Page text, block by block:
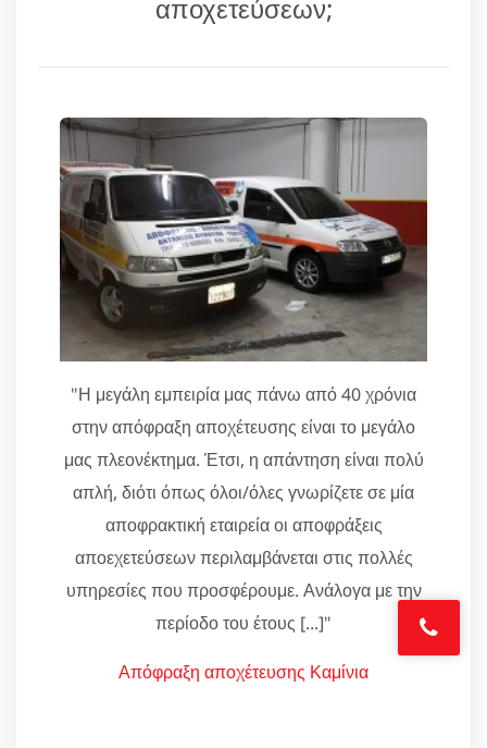
αποχετεύσεων;
"Η μεγάλη εμπειρία μας πάνω από 40 χρόνια
στην απόφραξη αποχέτευσης είναι το μεγάλο
μας πλεονέκτημα. Έτσι, η απάντηση είναι πολύ
απλή, διότι όπως όλοι/όλες γνωρίζετε σε μία
αποφρακτική εταιρεία οι αποφράξεις
αποεχετεύσεων περιλαμβάνεται στις πολλές
υπηρεσίες που προσφέρουμε. Ανάλογα με την
περίοδο του έτους [...]"
Απόφραξη αποχέτευσης Καμίνια